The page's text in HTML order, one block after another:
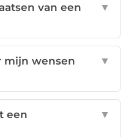
van een
▼
mijn wensen
▼
een
▼